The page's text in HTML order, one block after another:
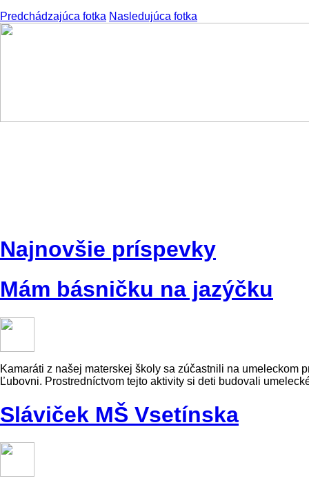
Predchádzajúca fotka Nasledujúca fotka
Najnovšie príspevky
Mám básničku na jazýčku
Kamaráti z našej materskej školy sa zúčastnili na umeleckom
Ľubovni. Prostredníctvom tejto aktivity si deti budovali
Sláviček MŠ Vsetínska